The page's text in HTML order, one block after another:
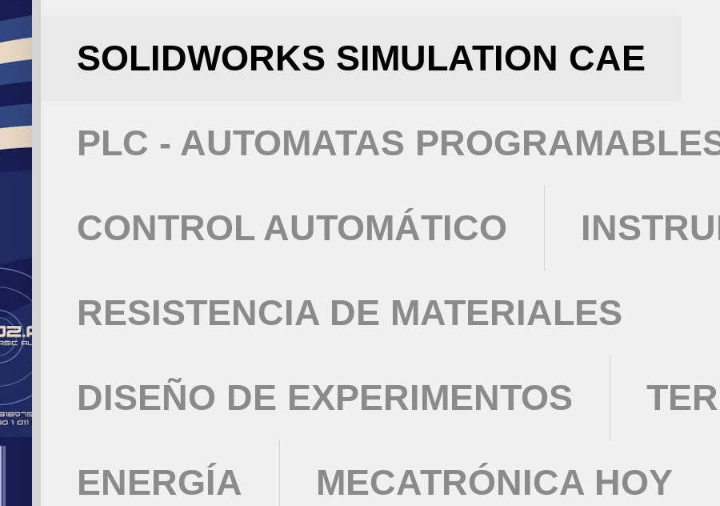
SOLIDWORKS SIMULATION CAE
PLC - AUTOMATAS
CONTROL AUTOMÁTICO
RESISTENCIA DE MATERIALES
DISEÑO DE EXPERIMENTOS
ENERGÍA MECATRÓNICA HOY